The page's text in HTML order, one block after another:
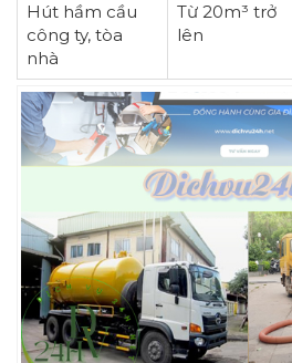
Hút hầm cầu
công ty, tòa
nhà
Từ 20m³ trở
lên